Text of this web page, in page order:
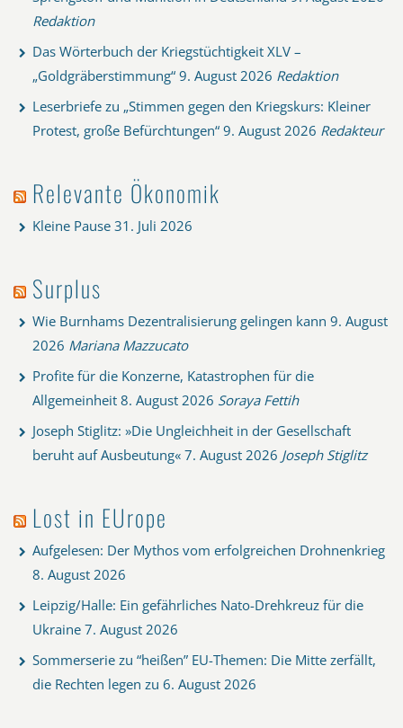
Redaktion
Das Wörterbuch der Kriegstüchtigkeit XLV –
„Goldgräberstimmung“ 9. August 2026 Redaktion
Leserbriefe zu „Stimmen gegen den Kriegskurs: Kleiner
Protest, große Befürchtungen“ 9. August 2026 Redakteur
Relevante Ökonomik
Kleine Pause 31. Juli 2026
Surplus
Wie Burnhams Dezentralisierung gelingen kann 9. August
2026 Mariana Mazzucato
Profite für die Konzerne, Katastrophen für die
Allgemeinheit 8. August 2026 Soraya Fettih
Joseph Stiglitz: »Die Ungleichheit in der Gesellschaft
beruht auf Ausbeutung« 7. August 2026 Joseph Stiglitz
Lost in EUrope
Aufgelesen: Der Mythos vom erfolgreichen Drohnenkrieg
8. August 2026
Leipzig/Halle: Ein gefährliches Nato-Drehkreuz für die
Ukraine 7. August 2026
Sommerserie zu “heißen” EU-Themen: Die Mitte zerfällt,
die Rechten legen zu 6. August 2026